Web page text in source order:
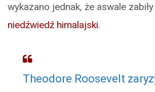
wykazano jednak, że aswale
niedźwiedź himalajski.
Theodore Roosevelt